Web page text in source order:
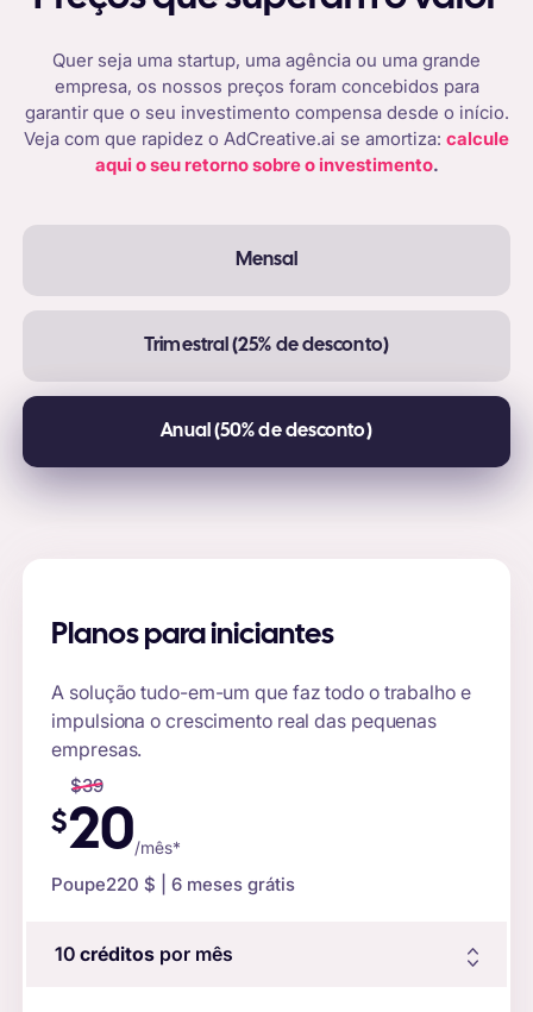
Quer seja uma startup, uma agência ou uma grande
empresa, os nossos preços foram concebidos para
garantir que o seu investimento compensa desde o início.
Veja com que rapidez o AdCreative.ai se amortiza: calcule
aqui o seu retorno sobre o investimento.
Mensal
Trimestral (25% de desconto)
Anual (50% de desconto)
Planos para iniciantes
A solução tudo-em-um que faz todo o trabalho e
impulsiona o crescimento real das pequenas
empresas.
$39
$20/mês*
Poupe220 $ | 6 meses grátis
10 créditospor mês